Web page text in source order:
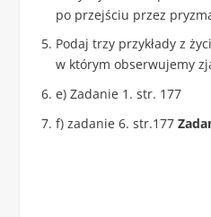
po przejściu przez
Podaj trzy przykłady z
w którym obserwujemy
e) Zadanie 1. str. 177
f) zadanie 6. str.177